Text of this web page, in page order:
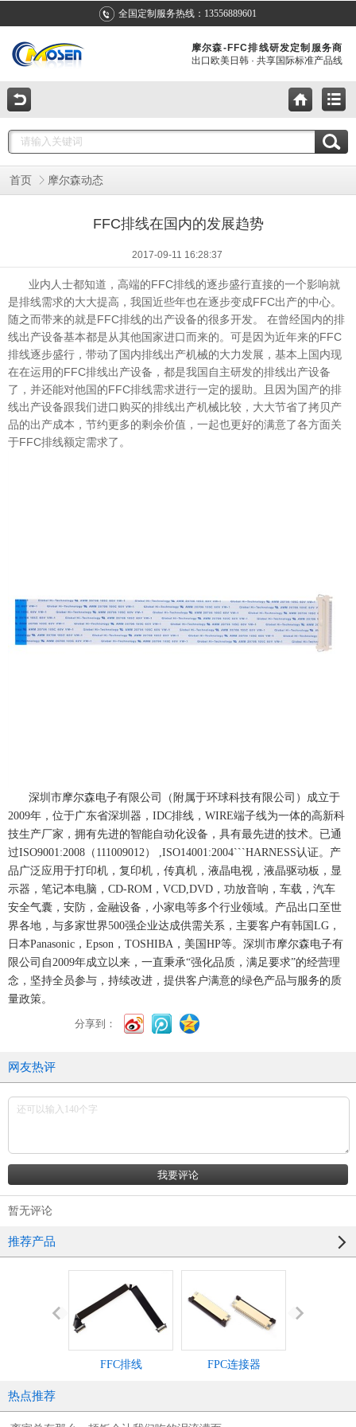
全国定制服务热线：13556889601
摩尔森-FFC排线研发定制服务商
出口欧美日韩 · 共享国际标准产品线
首页 摩尔森动态
FFC排线在国内的发展趋势
2017-09-11 16:28:37
业内人士都知道，高端的FFC排线的逐步盛行直接的一个影响就
是排线需求的大大提高，我国近些年也在逐步变成FFC出产的中心。
随之而带来的就是FFC排线的出产设备的很多开发。 在曾经国内的排
线出产设备基本都是从其他国家进口而来的。可是因为近年来的FFC
排线逐步盛行，带动了国内排线出产机械的大力发展，基本上国内现
在在运用的FFC排线出产设备，都是我国自主研发的排线出产设备
了，并还能对他国的FFC排线需求进行一定的援助。且因为国产的排
线出产设备跟我们进口购买的排线出产机械比较，大大节省了拷贝产
品的出产成本，节约更多的剩余价值，一起也更好的满意了各方面关
于FFC排线额定需求了。
深圳市摩尔森电子有限公司（附属于环球科技有限公司）成立于
2009年，位于广东省深圳 器， IDC排线，WIRE端子线为一体的高新科
技生产厂家，拥有先进的智能自动化设备，具有最先进的技术。已通
过ISO9001:2008 （ 111009012） ,ISO14001:2004```HARNESS认证。产
品广泛应用于打印机，复印机，传真机，液晶电视，液晶驱动板，显
示器，笔记本电脑， CD-ROM，VCD,DVD，功放音响，车载，汽车
安全气囊，安防，金融设备，小家电等多个行业领域。 产品出口至世
界各地，与多家世界500强企业达成供需关系，主要客户有韩国LG，
日本Panasonic，Epson，TOSHIBA，美国HP等。 深圳市摩尔森电子有
限公司自 2009年成立以来，一直秉承“强化品质，满足要求”的经营理
念，坚持全员参与，持续改进，提供客户满意的绿色产品与服务的质
量政策。
分享到：
网友热评
暂无评论
推荐产品
FFC排线 FPC连接器
热点推荐